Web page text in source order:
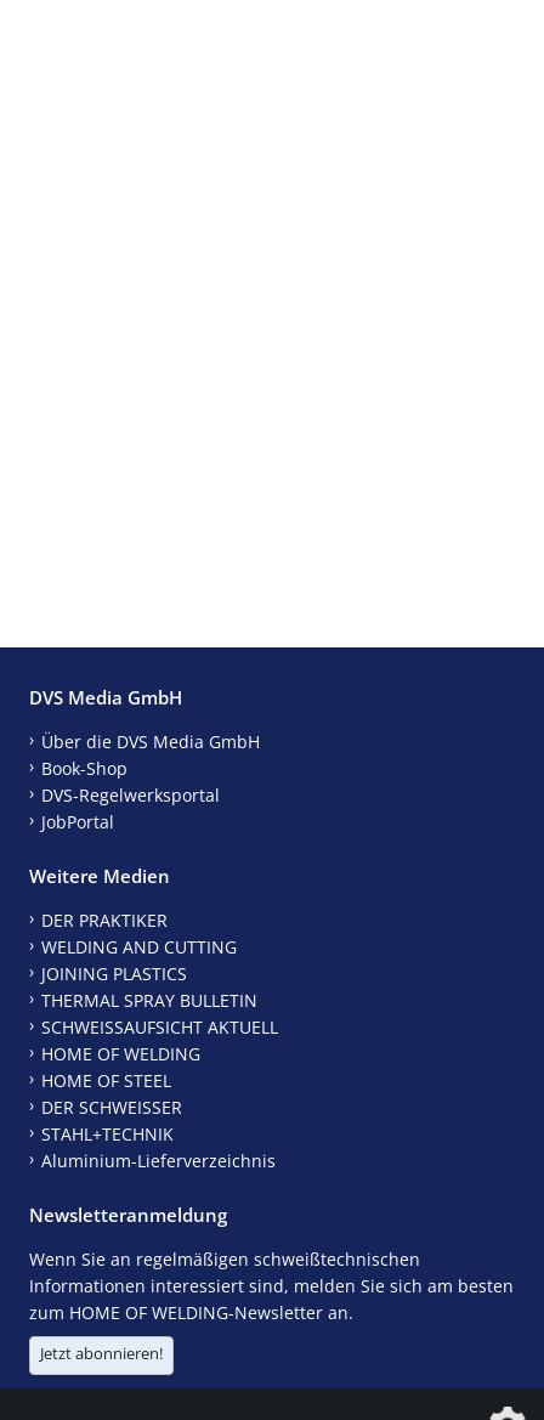
DVS Media GmbH
Über die DVS Media GmbH
Book-Shop
DVS-Regelwerksportal
JobPortal
Weitere Medien
DER PRAKTIKER
WELDING AND CUTTING
JOINING PLASTICS
THERMAL SPRAY BULLETIN
SCHWEISSAUFSICHT AKTUELL
HOME OF WELDING
HOME OF STEEL
DER SCHWEISSER
STAHL+TECHNIK
Aluminium-Lieferverzeichnis
Newsletteranmeldung
Wenn Sie an regelmäßigen schweißtechnischen
Informationen interessiert sind, melden Sie sich am besten
zum HOME OF WELDING-Newsletter an.
Jetzt abonnieren!